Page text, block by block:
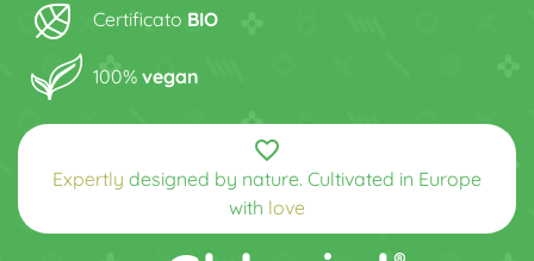
Certificato BIO
100% vegan
favorite_border
Expertly designed by nature. Cultivated in Europe
with love